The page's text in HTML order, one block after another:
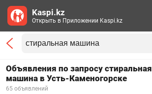
Объявления по запросу стиральная
машина в Усть-Каменогорске
65 объявлений
Kaspi.kz
Открыть в Приложении Kaspi.kz